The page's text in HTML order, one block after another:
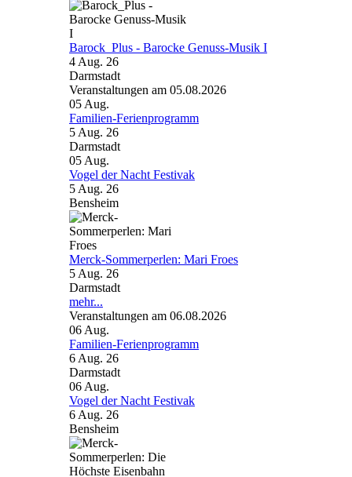
Barock_Plus - Barocke Genuss-Musik I
4 Aug. 26
Darmstadt
Veranstaltungen am 05.08.2026
05 Aug.
Familien-Ferienprogramm
5 Aug. 26
Darmstadt
05 Aug.
Vogel der Nacht Festivak
5 Aug. 26
Bensheim
Merck-Sommerperlen: Mari Froes
5 Aug. 26
Darmstadt
mehr...
Veranstaltungen am 06.08.2026
06 Aug.
Familien-Ferienprogramm
6 Aug. 26
Darmstadt
06 Aug.
Vogel der Nacht Festivak
6 Aug. 26
Bensheim